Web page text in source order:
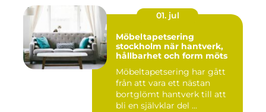
01. jul
Möbeltapetsering
stockholm när hantverk,
hållbarhet och form möts
Möbeltapetsering har gått
från att vara ett nästan
bortglömt hantverk till att
bli en självklar del ...